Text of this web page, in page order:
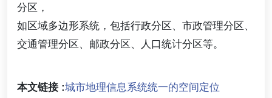
分区，
如区域多边形系统，包括行政分区、市政管理分区、
交通管理分区、邮政分区、人口统计分区等。
本文链接 :城市地理信息系统统一的空间定位